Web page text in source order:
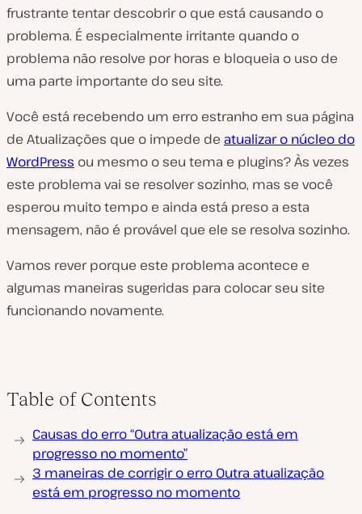
frustrante tentar descobrir o que está causando o
problema. É especialmente irritante quando o
problema não resolve por horas e bloqueia o uso de
uma parte importante do seu site.
Você está recebendo um erro estranho em sua página
de Atualizações que o impede de atualizar o núcleo do
WordPress ou mesmo o seu tema e plugins? Às vezes
este problema vai se resolver sozinho, mas se você
esperou muito tempo e ainda está preso a esta
mensagem, não é provável que ele se resolva sozinho.
Vamos rever porque este problema acontece e
algumas maneiras sugeridas para colocar seu site
funcionando novamente.
Table of Contents
Causas do erro “Outra atualização está em
progresso no momento”
3 maneiras de corrigir o erro Outra atualização
está em progresso no momento